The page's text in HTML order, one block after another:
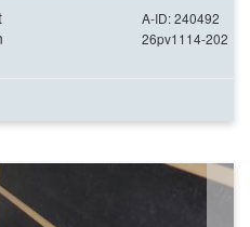
A-ID: 240492
26pv1114-202